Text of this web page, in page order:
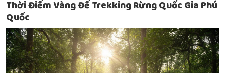
Thời Điểm Vàng Để Trekking Rừng Quốc Gia Phú
Quốc